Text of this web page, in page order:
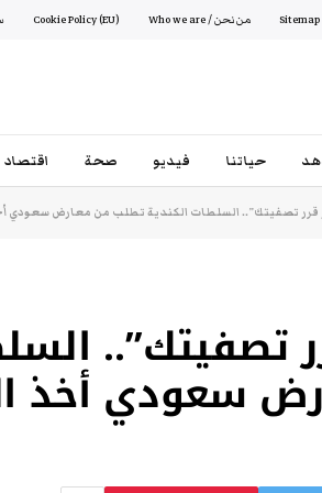
Sitemap من نحن / Who we are Cookie Policy (EU)
حياتنا فيديو صحة اقتصاد
قرر تصفيتك”.. السلطات الكندية تطلب من معارض سعودي
تصفيتك”..
سعودي أخذ